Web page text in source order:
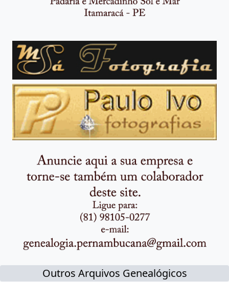
Outros Arquivos Genealógicos